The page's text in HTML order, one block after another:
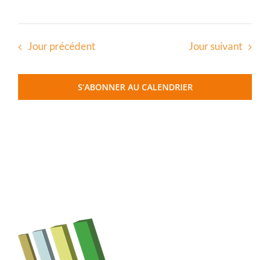
Jour précédent Jour suivant
S’ABONNER AU CALENDRIER